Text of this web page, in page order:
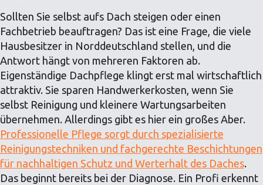
Sollten Sie selbst aufs Dach steigen oder einen
Fachbetrieb beauftragen? Das ist eine Frage, die viele
Hausbesitzer in Norddeutschland stellen, und die
Antwort hängt von mehreren Faktoren ab.
Eigenständige Dachpflege klingt erst mal wirtschaftlich
attraktiv. Sie sparen Handwerkerkosten, wenn Sie
selbst Reinigung und kleinere Wartungsarbeiten
übernehmen. Allerdings gibt es hier ein großes Aber.
Professionelle Pflege sorgt durch spezialisierte
Reinigungstechniken und fachgerechte Beschichtungen
für nachhaltigen Schutz und Werterhalt des Daches.
Das beginnt bereits bei der Diagnose. Ein Profi erkennt